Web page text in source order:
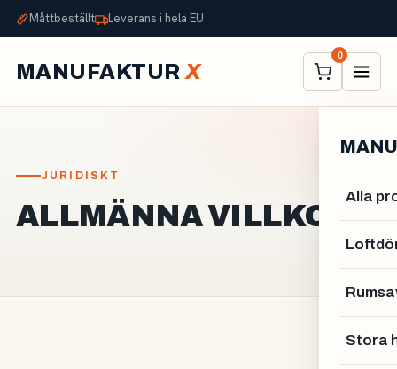
Måttbeställt Leverans i hela EU
MANUFAKTURX
0
Alla
Stora
JURIDISKT
ALLMÄNNA VILLKOR.